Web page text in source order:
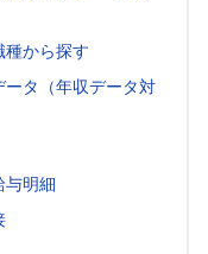
種から探す
タ（年収データ対
与明細